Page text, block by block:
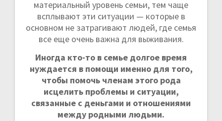
материальный уровень семьи, тем чаще
всплывают эти ситуации — которые в
основном не затрагивают людей, где семья
все еще очень важна для выживания.
Иногда кто-то в семье долгое время
нуждается в помощи именно для того,
чтобы помочь членам этого рода
исцелить проблемы и ситуации,
связанные с деньгами и отношениями
между родными людьми.